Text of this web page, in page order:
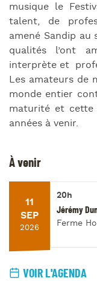
musique le
talent, de
amené Sandip
qualités l’ont
interprète et
Les amateurs de
monde entier
maturité et cette
années à venir.
À venir
11
SEP
2026
20h
Jérémy
Ferme
VOIR L'AGENDA